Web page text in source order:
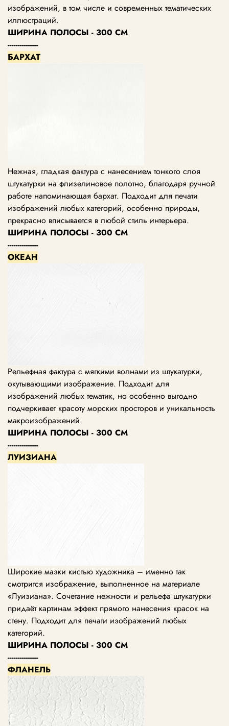
изображений, в том числе и современных тематических
иллюстраций.
ШИРИНА ПОЛОСЫ - 300 СМ
---------------
БАРХАТ
Нежная, гладкая фактура с нанесением тонкого слоя
штукатурки на флизелиновое полотно, благодаря ручной
работе напоминающая бархат. Подходит для печати
изображений любых категорий, особенно природы,
прекрасно вписывается в любой стиль интерьера.
ШИРИНА ПОЛОСЫ - 300 СМ
---------------
ОКЕАН
Рельефная фактура с мягкими волнами из штукатурки,
окутывающими изображение. Подходит для
изображений любых тематик, но особенно выгодно
подчеркивает красоту морских просторов и уникальность
макроизображений.
ШИРИНА ПОЛОСЫ - 300 СМ
---------------
ЛУИЗИАНА
Широкие мазки кистью художника – именно так
смотрится изображение, выполненное на материале
«Луизиана». Сочетание нежности и рельефа штукатурки
придаёт картинам эффект прямого нанесения красок на
стену. Подходит для печати изображений любых
категорий.
ШИРИНА ПОЛОСЫ - 300 СМ
---------------
ФЛАНЕЛЬ